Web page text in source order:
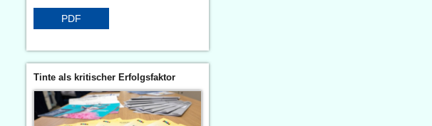
PDF
Tinte als kritischer Erfolgsfaktor